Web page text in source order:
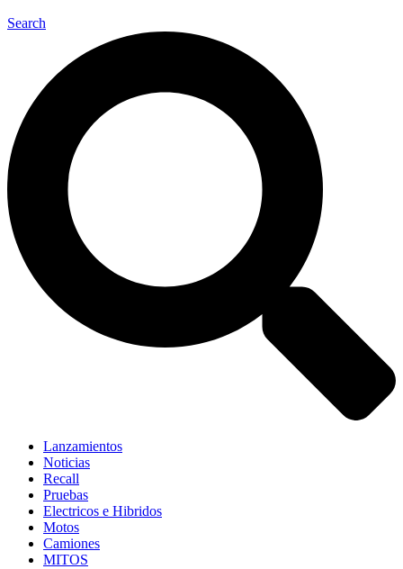
Search
Lanzamientos
Noticias
Recall
Pruebas
Electricos e Hibridos
Motos
Camiones
MITOS